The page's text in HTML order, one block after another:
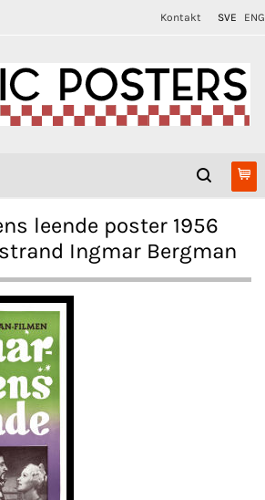
Kontakt SVE ENG
leende poster 1956
Ingmar Bergman